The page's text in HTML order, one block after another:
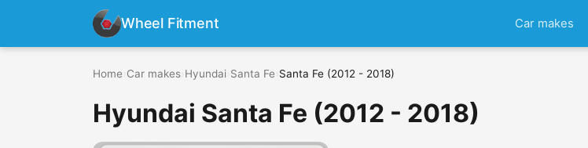
Wheel Fitment Car makes
Home Car makes Hyundai Santa Fe Santa Fe (2012 - 2018)
Hyundai Santa Fe (2012 - 2018)